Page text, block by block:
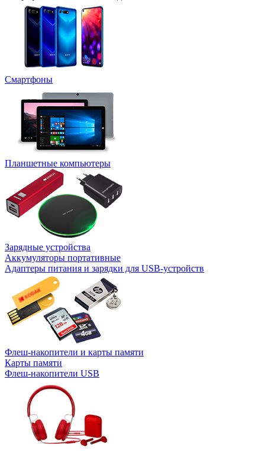
Смартфоны
Планшетные компьютеры
Зарядные устройства
Аккумуляторы портативные
Адаптеры питания и зарядки для USB-устройств
Флеш-накопители и карты памяти
Карты памяти
Флеш-накопители USB